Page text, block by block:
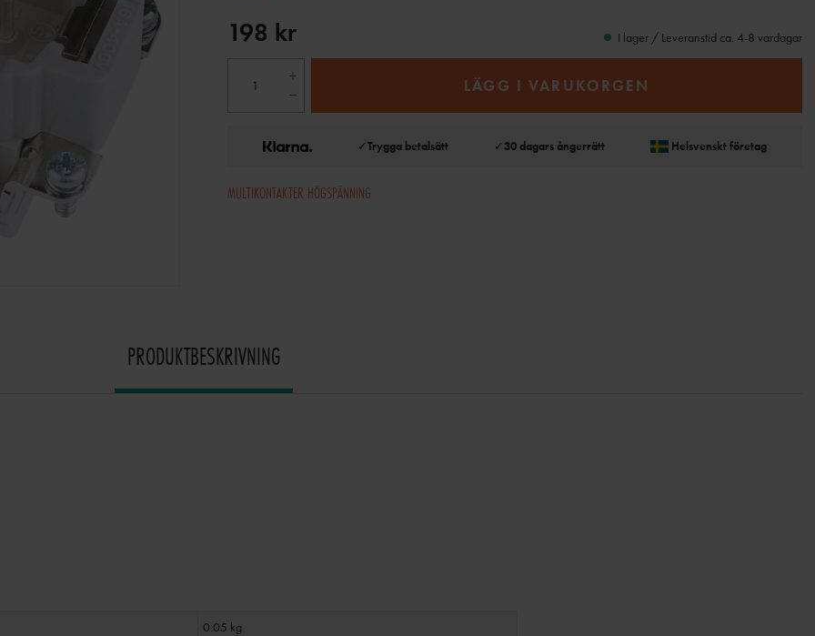
198 kr I lager / Leveranstid ca. 4-8 vardagar
LÄGG I VARUKORGEN
✓Trygga betalsätt ✓30 dagars ångerrätt Helsvenskt företag
MULTIKONTAKTER HÖGSPÄNNING
PRODUKTBESKRIVNING
0.05 kg